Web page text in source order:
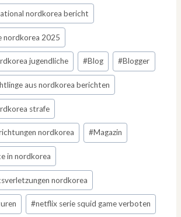
nordkorea bericht
nordkorea 2025
jugendliche #Blog #Blogger
aus nordkorea berichten
strafe
nordkorea #Magazin
in nordkorea
nordkorea
#netflix serie squid game verboten